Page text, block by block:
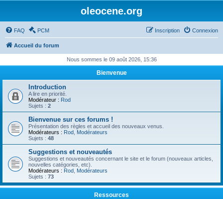
oleocene.org
FAQ PCM Connexion
Inscription
Accueil du forum
Nous sommes le 09 août 2026, 15:36
Bienvenue
Introduction
A lire en priorité.
Modérateur : Rod
Sujets : 2
Bienvenue sur ces forums !
Présentation des règles et accueil des nouveaux venus.
Modérateurs : Rod Modérateurs
Sujets : 48
Suggestions et nouveautés
Suggestions et nouveautés concernant le site et le forum (nouveaux articles,
nouvelles catégories, etc).
Modérateurs : Rod Modérateurs
Sujets : 73
Ressources